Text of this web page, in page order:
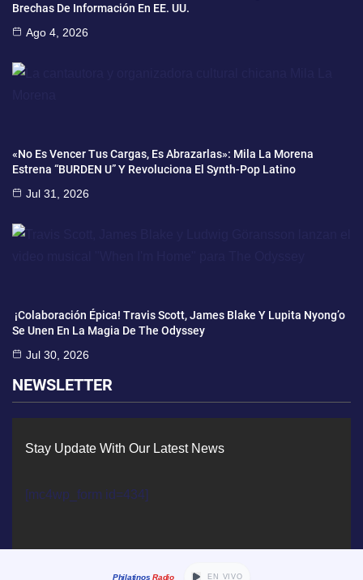
Brechas De Información En EE. UU.
Ago 4, 2026
«No Es Vencer Tus Cargas, Es Abrazarlas»: Mila La Morena
Estrena “BURDEN U” Y Revoluciona El Synth-Pop Latino
Jul 31, 2026
¡Colaboración Épica! Travis Scott, James Blake Y Lupita Nyong’o
Se Unen En La Magia De The Odyssey
Jul 30, 2026
NEWSLETTER
Stay Update With Our Latest News
[mc4wp_form id=434]
Philatinos Radio EN VIVO